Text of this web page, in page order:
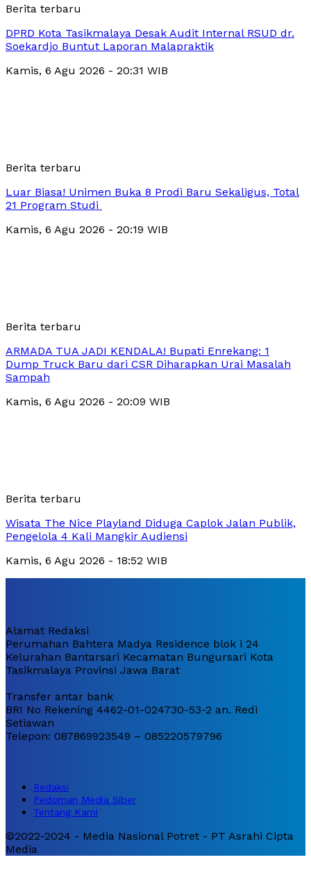
Berita terbaru
DPRD Kota Tasikmalaya Desak Audit Internal RSUD dr.
Soekardjo Buntut Laporan Malapraktik
Kamis, 6 Agu 2026 - 20:31 WIB
Berita terbaru
Luar Biasa! Unimen Buka 8 Prodi Baru Sekaligus, Total
21 Program Studi
Kamis, 6 Agu 2026 - 20:19 WIB
Berita terbaru
ARMADA TUA JADI KENDALA! Bupati Enrekang: 1
Dump Truck Baru dari CSR Diharapkan Urai Masalah
Sampah
Kamis, 6 Agu 2026 - 20:09 WIB
Berita terbaru
Wisata The Nice Playland Diduga Caplok Jalan Publik,
Pengelola 4 Kali Mangkir Audiensi
Kamis, 6 Agu 2026 - 18:52 WIB
Alamat Redaksi
Perumahan Bahtera Madya Residence blok i 24
Kelurahan Bantarsari Kecamatan Bungursari Kota
Tasikmalaya Provinsi Jawa Barat
Transfer antar bank
BRI No Rekening 4462-01-024730-53-2 an. Redi
Setiawan
Telepon: 087869923549 – 085220579796
Redaksi
Pedoman Media Siber
Tentang Kami
©2022-2024 - Media Nasional Potret - PT Asrahi Cipta
Media